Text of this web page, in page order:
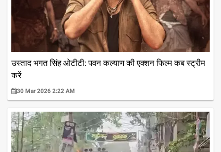
उस्ताद भगत सिंह ओटीटी: पवन कल्याण की एक्शन फिल्म कब स्ट्रीम
करें
30 Mar 2026 2:22 AM